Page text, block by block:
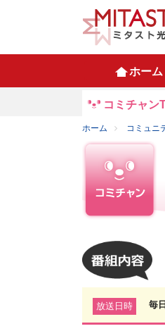
ホーム
コミチャン
ホーム コミュニ
放送日時 毎